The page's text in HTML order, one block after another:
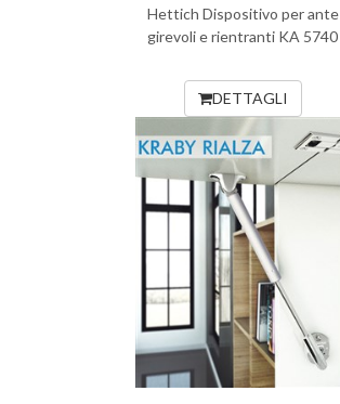
Hettich Dispositivo per ante
girevoli e rientranti KA 5740
DETTAGLI